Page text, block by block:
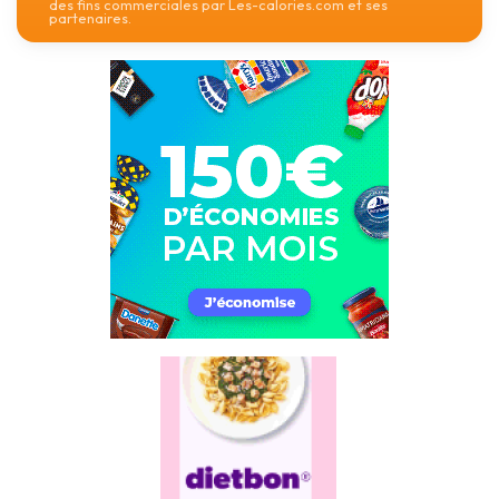
des fins commerciales par Les-calories.com et ses
partenaires.